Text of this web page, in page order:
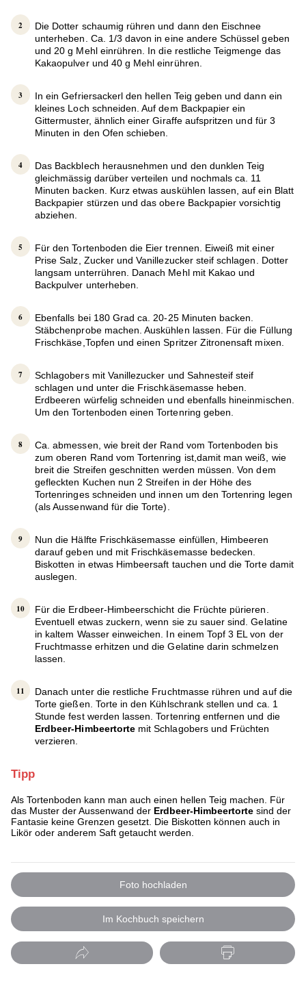
Die Dotter schaumig rühren und dann den Eischnee
unterheben. Ca. 1/3 davon in eine andere Schüssel geben
und 20 g Mehl einrühren. In die restliche Teigmenge das
Kakaopulver und 40 g Mehl einrühren.
In ein Gefriersackerl den hellen Teig geben und dann ein
kleines Loch schneiden. Auf dem Backpapier ein
Gittermuster, ähnlich einer Giraffe aufspritzen und für 3
Minuten in den Ofen schieben.
Das Backblech herausnehmen und den dunklen Teig
gleichmässig darüber verteilen und nochmals ca. 11
Minuten backen. Kurz etwas auskühlen lassen, auf ein Blatt
Backpapier stürzen und das obere Backpapier vorsichtig
abziehen.
Für den Tortenboden die Eier trennen. Eiweiß mit einer
Prise Salz, Zucker und Vanillezucker steif schlagen. Dotter
langsam unterrühren. Danach Mehl mit Kakao und
Backpulver unterheben.
Ebenfalls bei 180 Grad ca. 20-25 Minuten backen.
Stäbchenprobe machen. Auskühlen lassen. Für die Füllung
Frischkäse,Topfen und einen Spritzer Zitronensaft mixen.
Schlagobers mit Vanillezucker und Sahnesteif steif
schlagen und unter die Frischkäsemasse heben.
Erdbeeren würfelig schneiden und ebenfalls hineinmischen.
Um den Tortenboden einen Tortenring geben.
Ca. abmessen, wie breit der Rand vom Tortenboden bis
zum oberen Rand vom Tortenring ist,damit man weiß, wie
breit die Streifen geschnitten werden müssen. Von dem
gefleckten Kuchen nun 2 Streifen in der Höhe des
Tortenringes schneiden und innen um den Tortenring legen
(als Aussenwand für die Torte).
Nun die Hälfte Frischkäsemasse einfüllen, Himbeeren
darauf geben und mit Frischkäsemasse bedecken.
Biskotten in etwas Himbeersaft tauchen und die Torte damit
auslegen.
Für die Erdbeer-Himbeerschicht die Früchte pürieren.
Eventuell etwas zuckern, wenn sie zu sauer sind. Gelatine
in kaltem Wasser einweichen. In einem Topf 3 EL von der
Fruchtmasse erhitzen und die Gelatine darin schmelzen
lassen.
Danach unter die restliche Fruchtmasse rühren und auf die
Torte gießen. Torte in den Kühlschrank stellen und ca. 1
Stunde fest werden lassen. Tortenring entfernen und die
Erdbeer-Himbeertorte mit Schlagobers und Früchten
verzieren.
Tipp
Als Tortenboden kann man auch einen hellen Teig machen. Für
das Muster der Aussenwand der Erdbeer-Himbeertorte sind der
Fantasie keine Grenzen gesetzt. Die Biskotten können auch in
Likör oder anderem Saft getaucht werden.
Foto hochladen
Im Kochbuch speichern